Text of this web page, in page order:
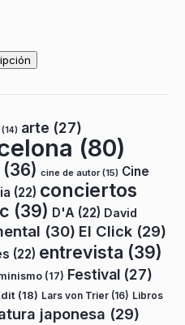
(14) arte (27)
(80)
(36) cine de autor(15) Cine
(22) conciertos
(39) D'A (22) David
(30) El Click (29)
(22) entrevista (39)
(17) Festival (27)
(18) Lars von Trier (16) Libros
japonesa (29)